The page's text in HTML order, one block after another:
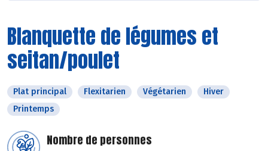
Blanquette de légumes et
seitan/poulet
Plat principal Flexitarien Végétarien
Hiver
Printemps
Nombre de personnes